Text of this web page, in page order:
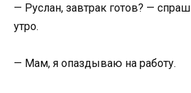
— Руслан, завтрак готов? —
утро.
— Мам, я опаздываю на работу.